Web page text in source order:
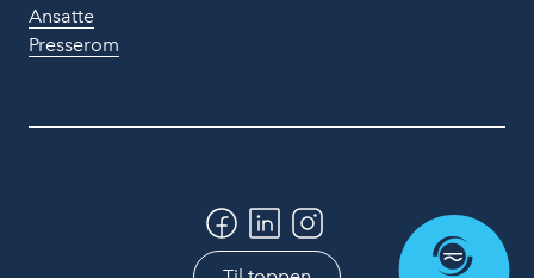
Ansatte
Presserom